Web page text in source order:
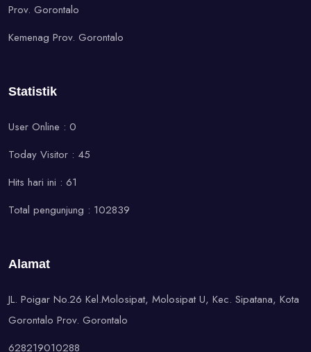
Prov. Gorontalo
Kemenag Prov. Gorontalo
Statistik
User Online : 0
Today Visitor : 45
Hits hari ini : 61
Total pengunjung : 102839
Alamat
JL. Poigar No.26 Kel.Molosipat, Molosipat U, Kec. Sipatana, Kota
Gorontalo Prov. Gorontalo
628219010288